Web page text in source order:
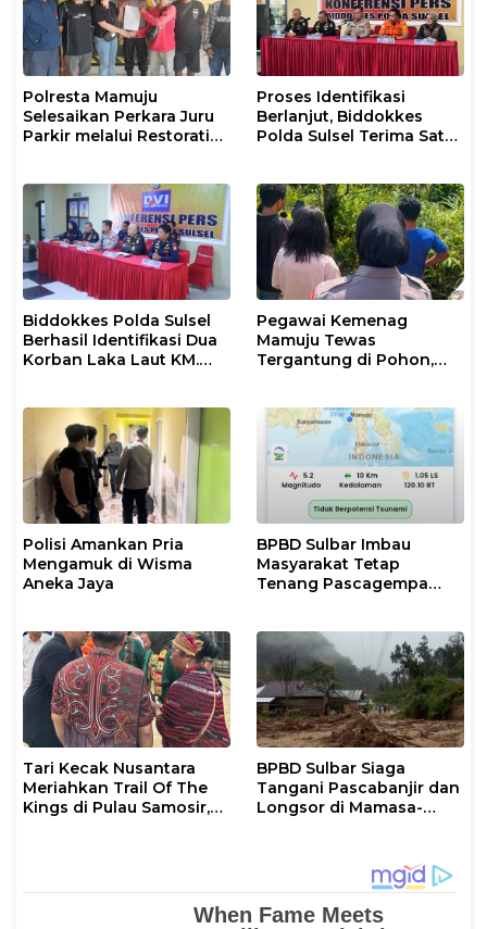
Polresta Mamuju
Selesaikan Perkara Juru
Parkir melalui Restorative
Proses Identifikasi
Berlanjut, Biddokkes
Polda Sulsel Terima Satu
Biddokkes Polda Sulsel
Berhasil Identifikasi Dua
Korban Laka Laut KM.
Pegawai Kemenag
Mamuju Tewas
Tergantung di Pohon,
Polisi Amankan Pria
Mengamuk di Wisma
Aneka Jaya
BPBD Sulbar Imbau
Masyarakat Tetap
Tenang Pascagempa
Tari Kecak Nusantara
Meriahkan Trail Of The
Kings di Pulau Samosir,
BPBD Sulbar Siaga
Tangani Pascabanjir dan
Longsor di Mamasa-